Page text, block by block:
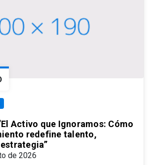
Activo que Ignoramos: Cómo
redefine talento,
de 2026